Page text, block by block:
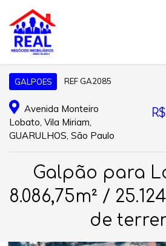
GALPOES REF GA2085
Avenida Monteiro
Lobato, Vila Miriam,
GUARULHOS, São Paulo
Galpão para
8.086,75m² /
de